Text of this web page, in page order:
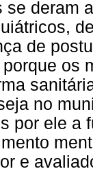
se deram
de
os
no
por ele a
e